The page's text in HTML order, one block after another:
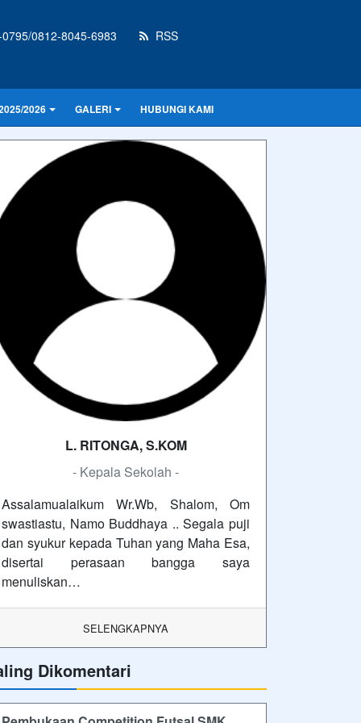
0812-8045-6983
RSS
2026 GALERI HUBUNGI KAMI
L. RITONGA, S.KOM
- Kepala Sekolah -
Assalamualaikum Wr.Wb, Shalom, Om
swastiastu, Namo Buddhaya .. Segala puji
dan syukur kepada Tuhan yang Maha Esa,
disertai perasaan bangga saya
menuliskan…
SELENGKAPNYA
Dikomentari